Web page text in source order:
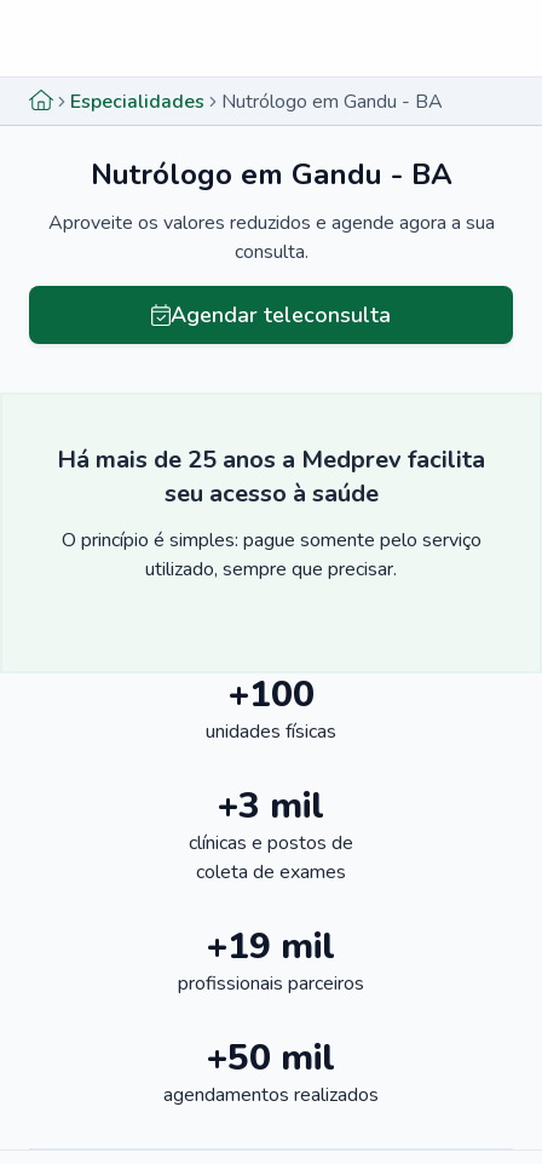
Especialidades Nutrólogo em Gandu - BA
Nutrólogo em Gandu - BA
Aproveite os valores reduzidos e agende agora a sua
consulta.
Agendar teleconsulta
Há mais de 25 anos a Medprev facilita
seu acesso à saúde
O princípio é simples: pague somente pelo serviço
utilizado, sempre que precisar.
+100
unidades físicas
+3 mil
clínicas e postos de
coleta de exames
+19 mil
profissionais parceiros
+50 mil
agendamentos realizados